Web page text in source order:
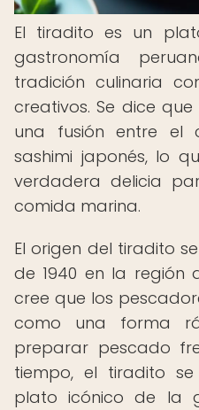
El tiradito es un
gastronomía
tradición culinaria
creativos. Se dice
una fusión entre el
sashimi japonés, lo
verdadera delicia
comida marina.
El origen del tiradito
de 1940 en la región
cree que los
como una forma
preparar pescado
tiempo, el tiradito
plato icónico de la